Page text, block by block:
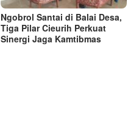
Ngobrol Santai di Balai Desa,
Tiga Pilar Cieurih Perkuat
Sinergi Jaga Kamtibmas